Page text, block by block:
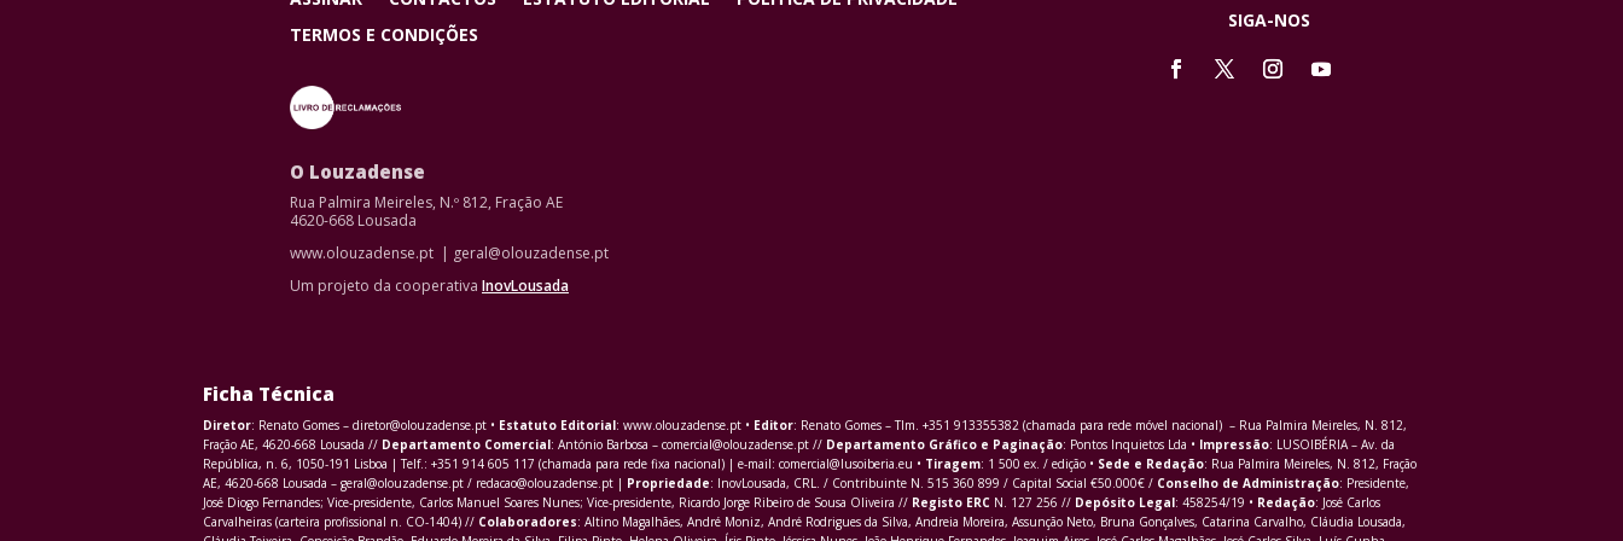
TERMOS E CONDIÇÕES
O Louzadense
Rua Palmira Meireles, N.º 812, Fração AE
4620-668 Lousada
www.olouzadense.pt | geral@olouzadense.pt
Um projeto da cooperativa InovLousada
SIGA-NOS
Ficha Técnica
Diretor: Renato Gomes – diretor@olouzadense.pt • Estatuto Editorial: www.olouzadense.pt • Editor: Renato Gomes – Tlm. +351 913355382 (chamada para rede móvel nacional) – Rua Palmira Meireles, N. 812,
Fração AE, 4620-668 Lousada // Departamento Comercial: António Barbosa – comercial@olouzadense.pt // Departamento Gráfico e Paginação: Pontos Inquietos Lda • Impressão: LUSOIBÉRIA – Av. da
República, n. 6, 1050-191 Lisboa | Telf.: +351 914 605 117 (chamada para rede fixa nacional) | e-mail: comercial@lusoiberia.eu • Tiragem: 1 500 ex. / edição • Sede e Redação: Rua Palmira Meireles, N. 812, Fração
AE, 4620-668 Lousada – geral@olouzadense.pt / redacao@olouzadense.pt | Propriedade: InovLousada, CRL. / Contribuinte N. 515 360 899 / Capital Social €50.000€ / Conselho de Administração: Presidente,
José Diogo Fernandes; Vice-presidente, Carlos Manuel Soares Nunes; Vice-presidente, Ricardo Jorge Ribeiro de Sousa Oliveira // Registo ERC N. 127 256 // Depósito Legal: 458254/19 • Redação: José Carlos
Carvalheiras (carteira profissional n. CO-1404) // Colaboradores: Altino Magalhães, André Moniz, André Rodrigues da Silva, Andreia Moreira, Assunção Neto, Bruna Gonçalves, Catarina Carvalho, Cláudia Lousada,